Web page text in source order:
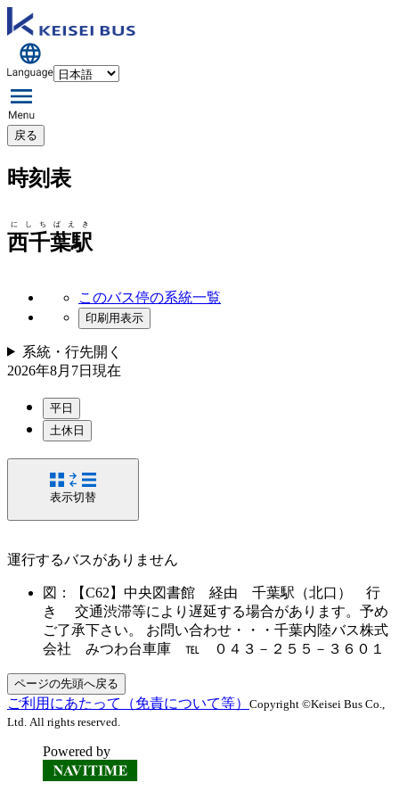
戻る
時刻表
西千葉駅
にしちばえき
このバス停の系統一覧
印刷用表示
系統・行先開く
2026年8月7日 現在
平日
土休日
表示切替
運行するバスがありません
図：【C62】中央図書館 経由 千葉駅（北口） 行
き 交通渋滞等により遅延する場合があります。予め
ご了承下さい。 お問い合わせ・・・千葉内陸バス株式
会社 みつわ台車庫 ℡ ０４３－２５５－３６０１
ページの先頭へ戻る
ご利用にあたって（免責について等） Copyright ©Keisei Bus Co.,
Ltd. All rights reserved.
Powered by